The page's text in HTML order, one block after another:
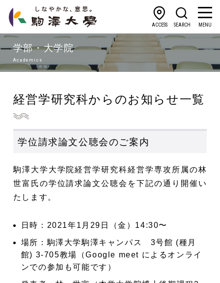
ACCESS SEARCH MENU
学部・大学院
Academics
経営学研究科からのお知らせ一覧
学位請求論文公聴会のご案内
駒澤大学大学院経営学研究科経営学専攻所属の林
世富氏の学位請求論文公聴会を下記の通り開催い
たします。
日時：2021年1月29日（金）14:30〜
場所：駒澤大学駒澤キャンパス 3号館 (種月
館) 3-705教場（Google meet によるオンライ
ンでの参加も可能です）